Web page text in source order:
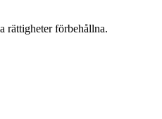
rättigheter förbehållna.